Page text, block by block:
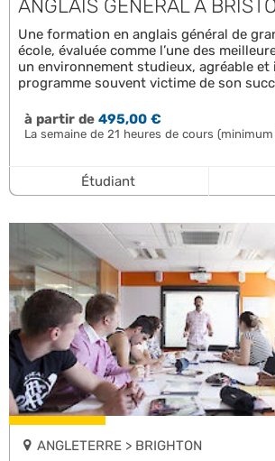
ANGLAIS GÉNÉRAL À
Une formation en anglais général de
école, évaluée comme l’une des
un environnement studieux, agréable
programme souvent victime de son
à partir de495,00 €
La semaine de 21 heures de cours
Étudiant
ANGLETERRE > BRIGHTON